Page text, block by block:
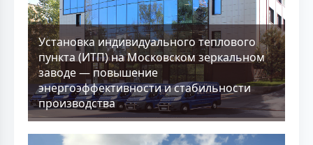
Установка индивидуального теплового
пункта (ИТП) на Московском зеркальном
заводе — повышение
энергоэффективности и стабильности
производства